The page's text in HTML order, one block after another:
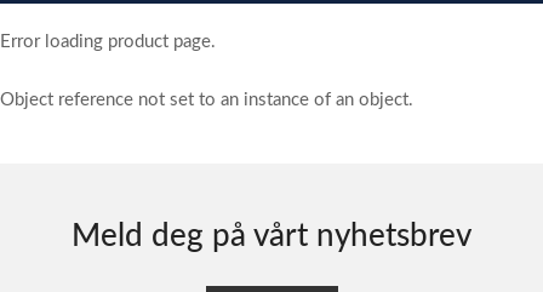
Error loading product page.
Object reference not set to an instance of an object.
Meld deg på vårt nyhetsbrev